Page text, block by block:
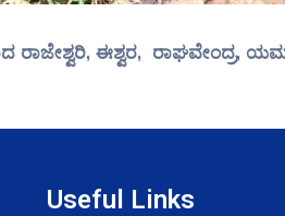
ಈಶ್ವರ, ರಾಘವೇಂದ್ರ,
Useful Links